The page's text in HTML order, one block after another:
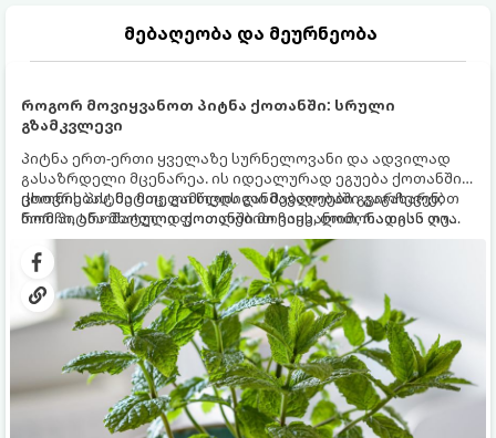
მებაღეობა და მეურნეობა
როგორ მოვიყვანოთ პიტნა ქოთანში: სრული
გზამკვლევი
პიტნა ერთ-ერთი ყველაზე სურნელოვანი და ადვილად
გასაზრდელი მცენარეა. ის იდეალურად ეგუება ქოთანში
ცხოვრებას, მეტიც, გამოცდილი მებაღეები გვირჩევენ,
რომ პიტნა მხოლოდ ქოთანში მოვიყვანოთ, რადგან ღია
გრუნტში (ბაღში) დარგვისას ის ფესვებით ძალიან
სწრაფად ვრცელდება და სხვა მცენარეებს ავიწროებს.
ქოთნის პიტნა მთელი წლის განმავლობაში გაგახარებთ
ნორჩი, არომატული ფოთლებით ჩაის, ლიმონათისა თუ
კერძებისთვის.